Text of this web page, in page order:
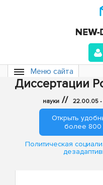
Меню сайта
Диссертации
науки // 22.00.05
Открыть
более 800
Политическая